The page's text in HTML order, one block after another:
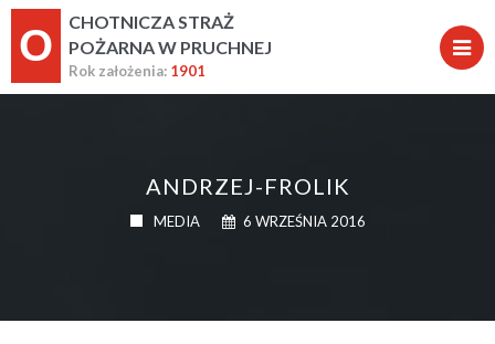
O
CHOTNICZA STRAŻ
POŻARNA W PRUCHNEJ
Rok założenia: 1901
ANDRZEJ-FROLIK
MEDIA 6 WRZEŚNIA 2016